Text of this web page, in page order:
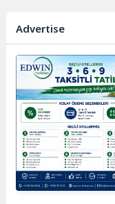
Advertise